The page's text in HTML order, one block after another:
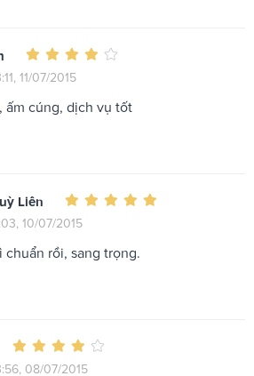
11/07/2015
ấm cúng, dịch vụ tốt
Liên
10/07/2015
chuẩn rồi, sang trọng.
08/07/2015